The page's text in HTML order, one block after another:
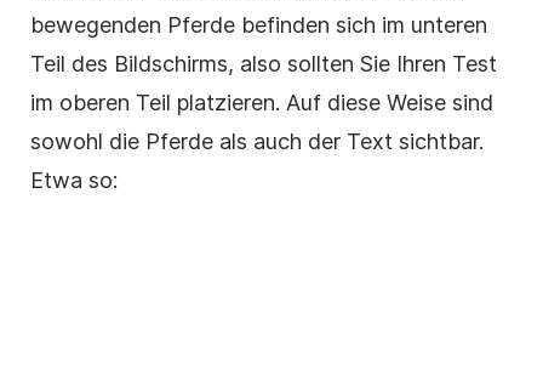
bewegenden Pferde befinden sich im unteren
Teil des Bildschirms, also sollten Sie Ihren Test
im oberen Teil platzieren. Auf diese Weise sind
sowohl die Pferde als auch der Text sichtbar.
Etwa so: